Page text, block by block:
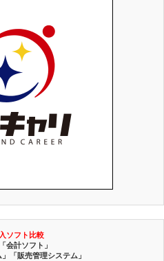
ソフト比較
会計ソフト」
「販売管理システム」